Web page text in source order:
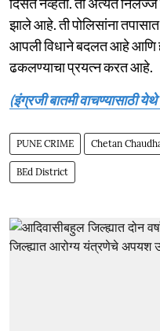
झाले आहे. ती पोलिसांना
आपली विधाने बदलत आहे आणि
ढकलण्याचा प्रयत्न करत आहे.
(इंग्रजी बातमी वाचण्यासाठी
PUNE CRIME Chetan
BEd District